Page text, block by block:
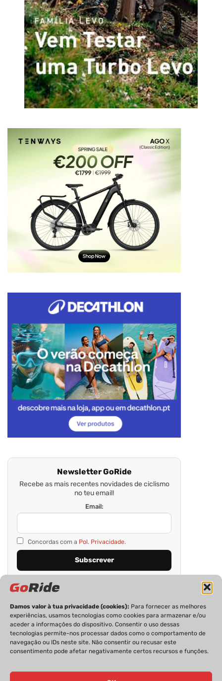
Damos valor à tua privacidade (cookies): Para fornecer as melhores
experiências, usamos tecnologias como cookies para armazenar e/ou
aceder a informações do dispositivo. Consentir o uso dessas
tecnologias permite-nos processar dados como o comportamento de
navegação ou IDs neste site. Não consentir ou recusar este
consentimento pode afetar negativamente certos recursos e funções.
Newsletter GoRide
Recebe as mais recentes novidades de ciclismo
no teu email!
Email:
Concordas com a Pol. Privacidade.
PRIVACIDADE FICHA TÉCNICA
ESTATUTO EDITORIAL